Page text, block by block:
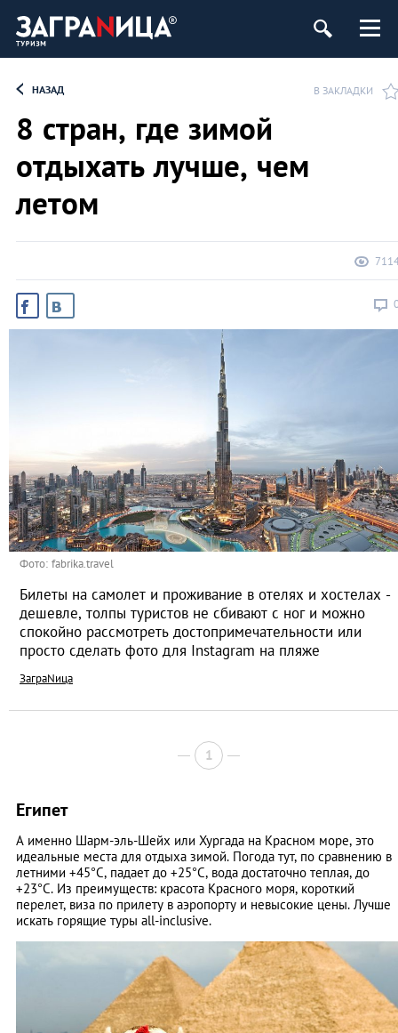
НАЗАД В ЗАКЛАДКИ
8 стран, где зимой
отдыхать лучше, чем
летом
Фото: fabrika.travel
Билеты на самолет и проживание в отелях и хостелах -
дешевле, толпы туристов не сбивают с ног и можно
спокойно рассмотреть достопримечательности или
просто сделать фото для Instagram на пляже
ЗаграNица
1
Египет
А именно Шарм-эль-Шейх или Хургада на Красном море, это
идеальные места для отдыха зимой. Погода тут, по сравнению в
летними +45°C, падает до +25°C, вода достаточно теплая, до
+23°C. Из преимуществ: красота Красного моря, короткий
перелет, виза по прилету в аэропорту и невысокие цены. Лучше
искать горящие туры all-inclusive.